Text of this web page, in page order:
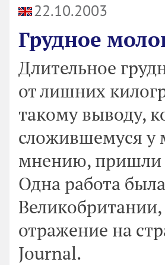
22.10.2003
Грудное
Длительное
от лишних
такому выводу,
сложившемуся у
мнению, пришли
Одна работа
отражение на
Journal.